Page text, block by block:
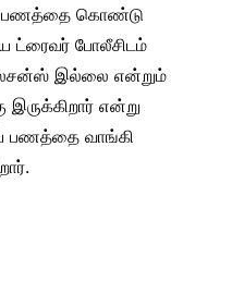
பணத்தை கொண்டு
ட்ரைவர் போலீசிடம்
லைசன்ஸ் இல்லை என்றும்
என்று
பணத்தை வாங்கி